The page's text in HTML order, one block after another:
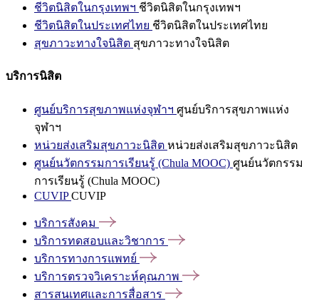
ชีวิตนิสิตในกรุงเทพฯ ชีวิตนิสิตในกรุงเทพฯ
ชีวิตนิสิตในประเทศไทย ชีวิตนิสิตในประเทศไทย
สุขภาวะทางใจนิสิต สุขภาวะทางใจนิสิต
บริการนิสิต
ศูนย์บริการสุขภาพแห่งจุฬาฯ ศูนย์บริการสุขภาพแห่ง
จุฬาฯ
หน่วยส่งเสริมสุขภาวะนิสิต หน่วยส่งเสริมสุขภาวะนิสิต
ศูนย์นวัตกรรมการเรียนรู้ (Chula MOOC) ศูนย์นวัตกรรม
การเรียนรู้ (Chula MOOC)
CUVIPCUVIP
บริการสังคม
บริการทดสอบและวิชาการ
บริการทางการแพทย์
บริการตรวจวิเคราะห์คุณภาพ
สารสนเทศและการสื่อสาร